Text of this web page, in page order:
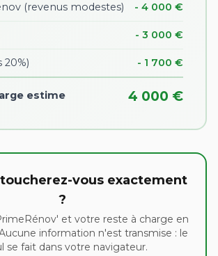
(revenus modestes) - 4 000 €
- 3 000 €
20%) - 1 700 €
estime 4 000 €
vous exactement
?
et votre reste à charge en
information n'est transmise : le
se fait dans votre navigateur.